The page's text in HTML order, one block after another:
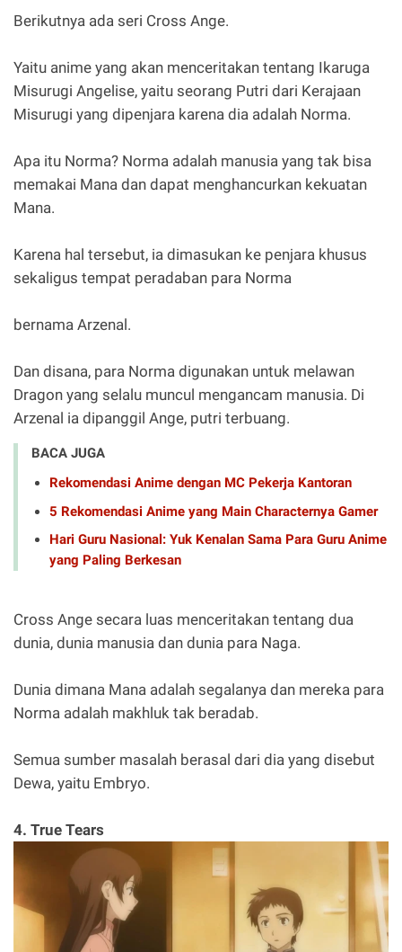
Berikutnya ada seri Cross Ange.
Yaitu anime yang akan menceritakan tentang Ikaruga
Misurugi Angelise, yaitu seorang Putri dari Kerajaan
Misurugi yang dipenjara karena dia adalah Norma.
Apa itu Norma? Norma adalah manusia yang tak bisa
memakai Mana dan dapat menghancurkan kekuatan
Mana.
Karena hal tersebut, ia dimasukan ke penjara khusus
sekaligus tempat peradaban para Norma
bernama Arzenal.
Dan disana, para Norma digunakan untuk melawan
Dragon yang selalu muncul mengancam manusia. Di
Arzenal ia dipanggil Ange, putri terbuang.
BACA JUGA
Rekomendasi Anime dengan MC Pekerja Kantoran
5 Rekomendasi Anime yang Main Characternya Gamer
Hari Guru Nasional: Yuk Kenalan Sama Para Guru Anime
yang Paling Berkesan
Cross Ange secara luas menceritakan tentang dua
dunia, dunia manusia dan dunia para Naga.
Dunia dimana Mana adalah segalanya dan mereka para
Norma adalah makhluk tak beradab.
Semua sumber masalah berasal dari dia yang disebut
Dewa, yaitu Embryo.
4. True Tears